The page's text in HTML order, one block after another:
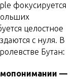
фокусируется
целостное
с нуля. В
Бутан:
—